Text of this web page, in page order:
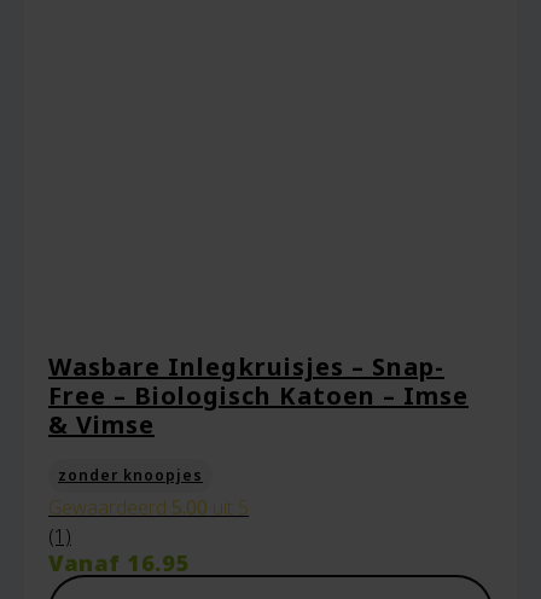
Wasbare Inlegkruisjes – Snap-
Free – Biologisch Katoen – Imse
& Vimse
zonder knoopjes
Gewaardeerd 5.00 uit 5
(1)
Vanaf 16.95